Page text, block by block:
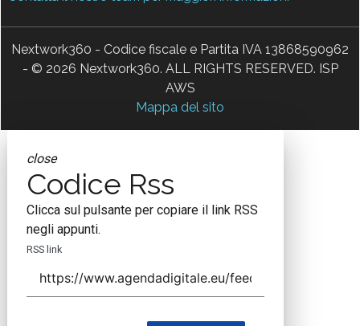
Nextwork360 - Codice fiscale e Partita IVA 13868590962
- © 2026 Nextwork360. ALL RIGHTS RESERVED. ISP
AWS
Mappa del sito
close
Codice Rss
Clicca sul pulsante per copiare il link RSS
negli appunti.
RSS link